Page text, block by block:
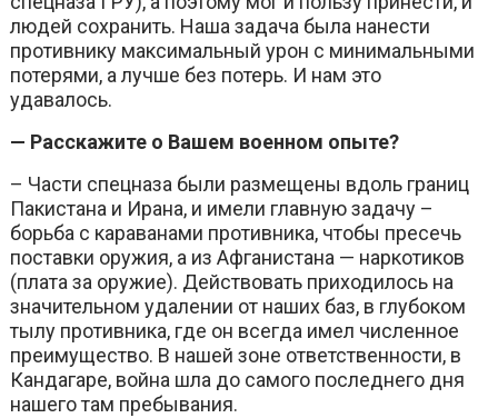
людей сохранить. Наша задача была нанести
противнику максимальный урон с минимальными
потерями, а лучше без потерь. И нам это
удавалось.
— Расскажите о Вашем военном опыте?
– Части спецназа были размещены вдоль границ
Пакистана и Ирана, и имели главную задачу –
борьба с караванами противника, чтобы пресечь
поставки оружия, а из Афганистана — наркотиков
(плата за оружие). Действовать приходилось на
значительном удалении от наших баз, в глубоком
тылу противника, где он всегда имел численное
преимущество. В нашей зоне ответственности, в
Кандагаре, война шла до самого последнего дня
нашего там пребывания.